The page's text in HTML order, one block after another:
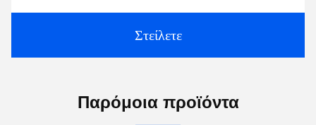
Στείλετε
Παρόμοια προϊόντα